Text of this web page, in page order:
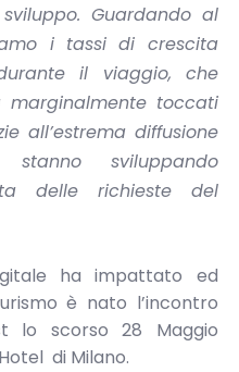
Guardando al
i tassi di crescita
il viaggio, che
marginalmente toccati
all’estrema diffusione
sviluppando
delle richieste del
ha impattato ed
è nato l’incontro
lo scorso 28 Maggio
di Milano.